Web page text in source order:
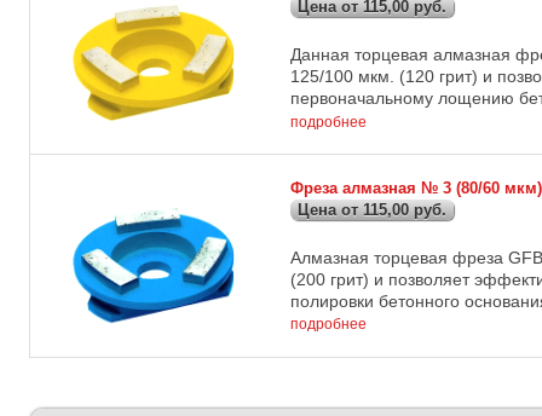
Цена от 115,00 руб.
Данная торцевая алмазная
125/100 мкм. (120 грит) и
первоначальному лощению
подробнее
Фреза алмазная № 3 (80/60
Цена от 115,00 руб.
Алмазная торцевая фреза
(200 грит) и позволяет
полировки бетонного
подробнее